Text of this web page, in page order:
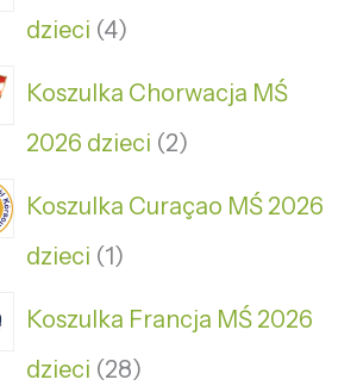
dzieci 4
Koszulka Chorwacja MŚ
2026 dzieci 2
Koszulka Curaçao MŚ 2026
dzieci 1
Koszulka Francja MŚ 2026
dzieci 28